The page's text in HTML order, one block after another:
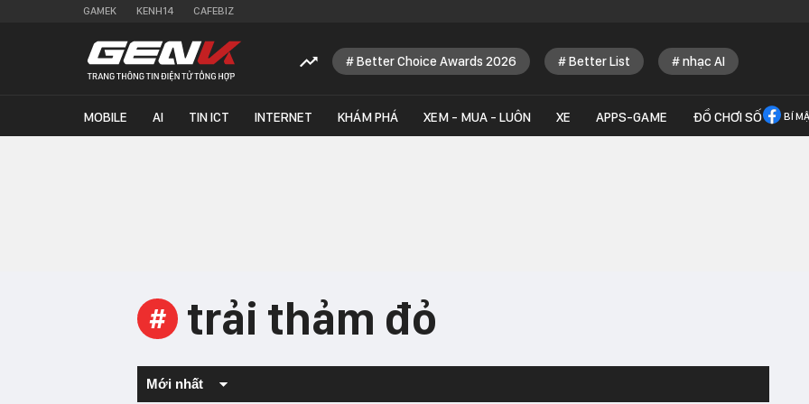
GAMEK KENH14 CAFEBIZ
Better Choice Awards 2026 Better List nhạc AI
MOBILE AI TIN ICT INTERNET KHÁM PHÁ XEM - MUA - LUÔN XE APPS-GAME ĐỒ CHƠI SỐ BÍ
# trải thảm đỏ
Mới nhất